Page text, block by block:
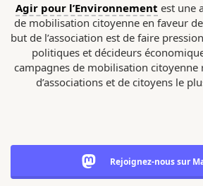
Agir pour l’Environnement est une
de mobilisation citoyenne en faveur
but de l’association est de faire
politiques et décideurs
campagnes de mobilisation citoyenne
d’associations et de citoyens le
Rejoignez-nous sur